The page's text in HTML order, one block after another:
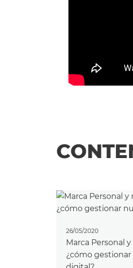
26/05/2020
Marca Personal
¿cómo